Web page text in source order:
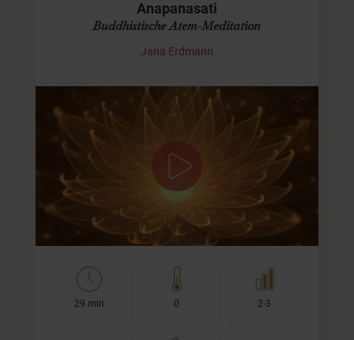
Anapanasati
Buddhistische Atem-Meditation
Jana Erdmann
Meditation mit freiem Atem
In dieser Meditation lassen wir den Atem frei fließen und
beobachten ihn. Wir versuchen also nicht ihn zu
kontrollieren, sondern nehmen ihn so an, wie er sich uns
eben in…
29 min 0 2-3